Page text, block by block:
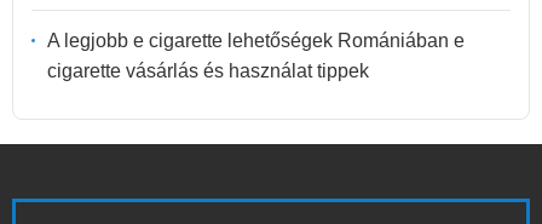
A legjobb e cigarette lehetőségek Romániában e
cigarette vásárlás és használat tippek